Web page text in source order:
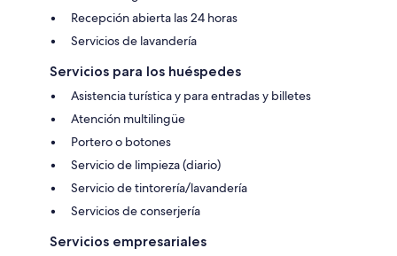
Recepción abierta las 24 horas
Servicios de lavandería
Servicios para los huéspedes
Asistencia turística y para entradas y billetes
Atención multilingüe
Portero o botones
Servicio de limpieza (diario)
Servicio de tintorería/lavandería
Servicios de conserjería
Servicios empresariales